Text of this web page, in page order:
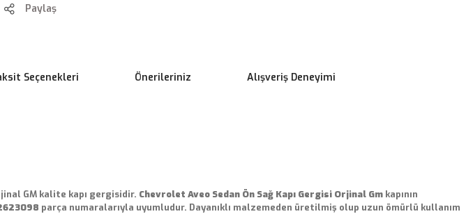
Paylaş
Seçenekleri Önerileriniz Alışveriş Deneyimi
GM kalite kapı gergisidir. Chevrolet Aveo Sedan Ön Sağ Kapı Gergisi Orjinal Gm kapının
parça numaralarıyla uyumludur. Dayanıklı malzemeden üretilmiş olup uzun ömürlü kullanım